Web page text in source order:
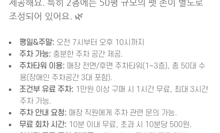
제공해요. 특히 2층에는 50평 규모의 펫 존이 별도로
조성되어 있어요. 🌿
평일&주말: 오전 7시부터 오후 10시까지
주차 가능: 충분한 주차 공간 제공.
주차타워 이용: 매장 전면/후면 주차타워(1~3층), 총 50대 수
용(장애인 주차공간 3대 포함).
조건부 유료 주차: 1만원 이상 구매 시 1시간 무료, 최대 3시간
주차 가능.
주차 안내 요청: 매장 직원에게 주차 관련 문의 가능.
무료 회차 시간: 10분 이내 무료, 초과 시 10분당 500원.